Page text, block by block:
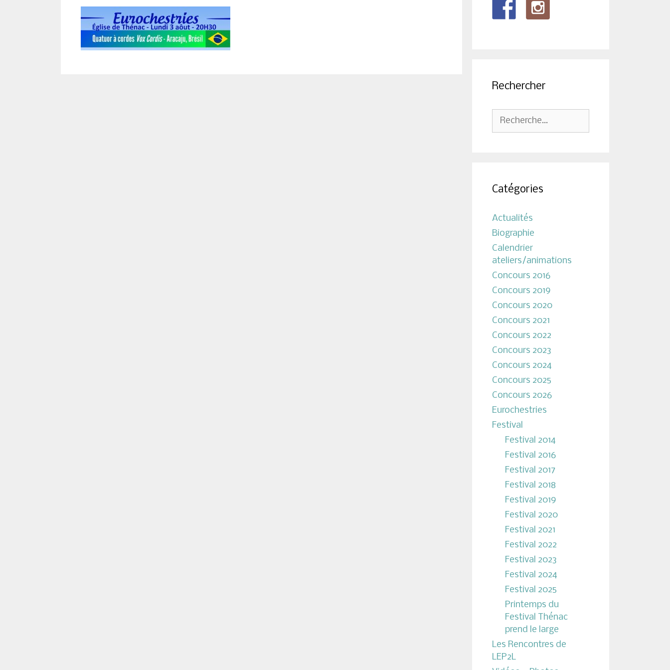
Rechercher
Rechercher :
Catégories
Actualités
Biographie
Calendrier
ateliers/animations
Concours 2016
Concours 2019
Concours 2020
Concours 2021
Concours 2022
Concours 2023
Concours 2024
Concours 2025
Concours 2026
Eurochestries
Festival
Festival 2014
Festival 2016
Festival 2017
Festival 2018
Festival 2019
Festival 2020
Festival 2021
Festival 2022
Festival 2023
Festival 2024
Festival 2025
Printemps du
Festival Thénac
prend le large
Les Rencontres de
LEP2L